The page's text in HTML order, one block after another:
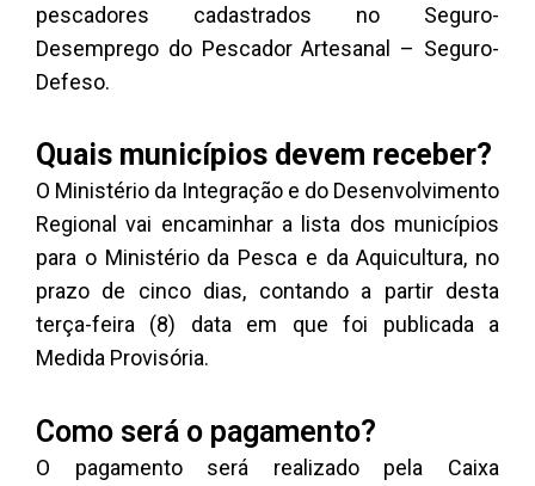
pescadores cadastrados no Seguro-
Desemprego do Pescador Artesanal – Seguro-
Defeso.
Quais municípios devem receber?
O Ministério da Integração e do Desenvolvimento
Regional vai encaminhar a lista dos municípios
para o Ministério da Pesca e da Aquicultura, no
prazo de cinco dias, contando a partir desta
terça-feira (8) data em que foi publicada a
Medida Provisória.
Como será o pagamento?
O pagamento será realizado pela Caixa